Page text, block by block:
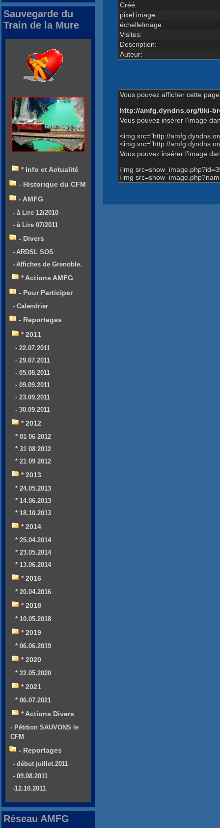
Créé:
pixel image:
échelleImage:
Visites:
Description:
Auteur:
Vous pouvez afficher cette
http://amfg.dyndns.org/tiki-
Vous pouvez insérer l'image
<img src="http://
<img src="http://
Vous pouvez insérer l'image
{img
{img
Sauvegarde du
Train de la Mure
* Info et Actualité
- Historique du CFM
- AMFG
- à Lire 12/2010
- à Lire 07/2011
- Divers
- ARDSL SOS
- Affiches de Grenoble.
* Actions AMFG
- Pour Participer
- Calendrier
- Reportages
* 2011
- 22.07.2011
- 29.07.2011
- 05.08.2011
- 09.09.2011
- 23.09.2011
- 30.09.2011
* 2012
* 01 06 2012
* 31 08 2012
* 21 09 2012
* 2013
* 24.05.2013
* 14.06.2013
* 18.10.2013
* 2014
* 25.04.2014
* 23.05.2014
* 13.06.2014
* 2016
* 20.04.2016
* 2018
* 10.05.2018
* 2019
* 06.06.2019
* 2020
* 22.05.2020
* 2021
* 06.07.2021
* Actions Divers
- Pétition SAUVONS le
CFM
- Reportages
- début juillet.2011
- 09.08.2011
-12.10.2011
Réseau AMFG